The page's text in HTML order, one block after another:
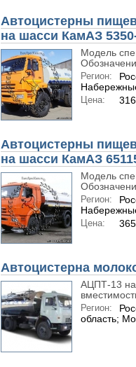
Автоцистерны
на шасси КамАЗ
Модель
Регион:
Цена:
Автоцистерны
на шасси КамАЗ
Модель
Регион:
Цена:
Автоцистерна
АЦПТ-13
Регион:
область;